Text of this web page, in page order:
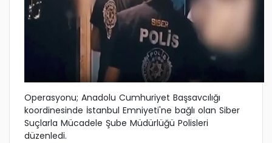
Operasyonu; Anadolu Cumhuriyet Başsavcılığı
koordinesinde İstanbul Emniyeti'ne bağlı olan Siber
Suçlarla Mücadele Şube Müdürlüğü Polisleri
düzenledi.